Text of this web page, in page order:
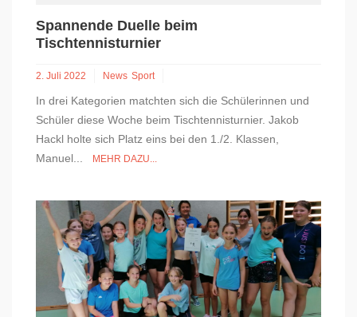
Spannende Duelle beim
Tischtennisturnier
2. Juli 2022 News Sport
In drei Kategorien matchten sich die Schülerinnen und
Schüler diese Woche beim Tischtennisturnier. Jakob
Hackl holte sich Platz eins bei den 1./2. Klassen,
Manuel...
MEHR DAZU...